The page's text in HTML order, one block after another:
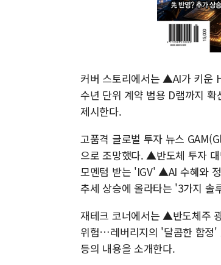
커버 스토리에서는 ▲AI가 키
수년 단위 계약 범용 D램까지
제시한다.
고품격 글로벌 투자 뉴스
으로 조망했다. ▲반도체 투자
모멘텀 받는 'IGV' ▲AI 수혜와
추세 상승에 올라타는 '3가지 솔
재테크 코너에서는 ▲반도체주
위험…레버리지의 '달콤한 함정
등의 내용을 소개한다.